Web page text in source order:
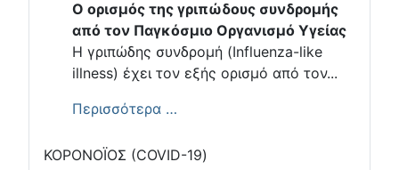
Ο ορισμός της γριπώδους συνδρομής
από τον Παγκόσμιο Οργανισμό Υγείας
Η γριπώδης συνδρομή (Influenza-like
illness) έχει τον εξής ορισμό από τον...
Περισσότερα …
ΚΟΡΟΝΟΪΟΣ (COVID-19)